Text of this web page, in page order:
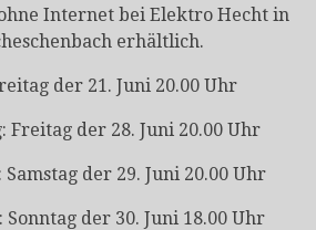
Internet bei Elektro Hecht in
erhältlich.
der 21. Juni 20.00 Uhr
der 28. Juni 20.00 Uhr
der 29. Juni 20.00 Uhr
der 30. Juni 18.00 Uhr